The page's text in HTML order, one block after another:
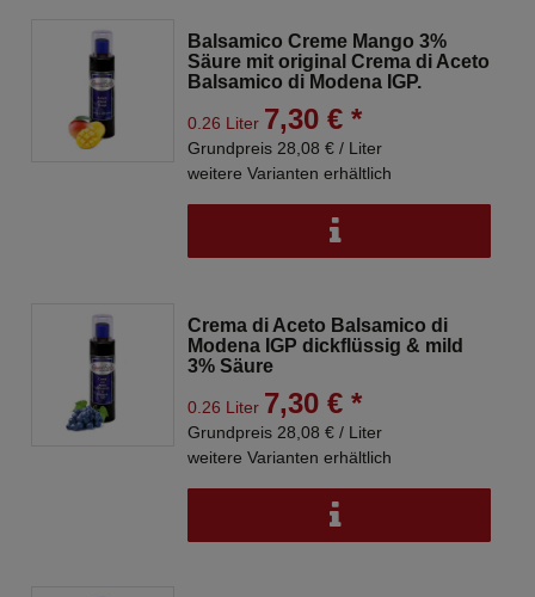
Balsamico Creme Mango 3%
Säure mit original Crema di Aceto
Balsamico di Modena IGP.
0.26 Liter 7,30 € *
Grundpreis 28,08 € / Liter
weitere Varianten erhältlich
Crema di Aceto Balsamico di
Modena IGP dickflüssig & mild
3% Säure
0.26 Liter 7,30 € *
Grundpreis 28,08 € / Liter
weitere Varianten erhältlich